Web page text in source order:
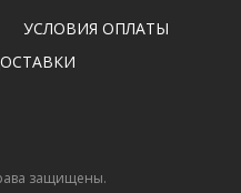
УСЛОВИЯ ОПЛАТЫ
защищены.